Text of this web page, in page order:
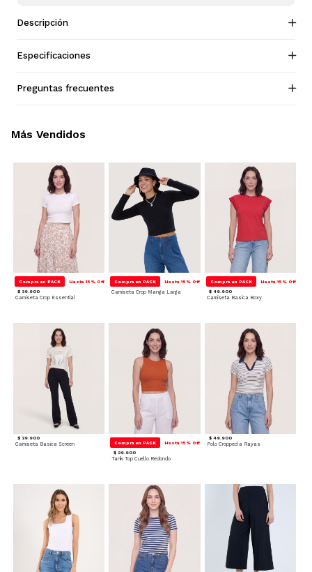
Descripción
Especificaciones
Preguntas frecuentes
Compra en PACK Hasta 15% Off
$ 39.900
Camiseta Crop Essential
Compra en PACK Hasta 15% Off
Camiseta Crop Manga Larga
Compra en PACK Hasta 15% Off
$ 49.900
Camiseta Basica Boxy
$ 39.900
Camiseta Basica Screen Compra en PACK Hasta 15% Off
$ 29.900
Tank Top Cuello Redondo
$ 49.900
Polo Cropped a Rayas
Más Vendidos